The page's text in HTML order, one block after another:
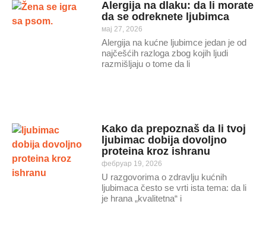
Alergija na dlaku: da li morate
da se odreknete ljubimca
мај 27, 2026
Alergija na kućne ljubimce jedan je od
najčešćih razloga zbog kojih ljudi
razmišljaju o tome da li
Kako da prepoznaš da li tvoj
ljubimac dobija dovoljno
proteina kroz ishranu
фебруар 19, 2026
U razgovorima o zdravlju kućnih
ljubimaca često se vrti ista tema: da li
je hrana „kvalitetna“ i